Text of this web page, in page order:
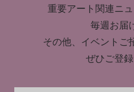
重要アート関連ニ
毎週お届
その他、イベントご
ぜひご登録